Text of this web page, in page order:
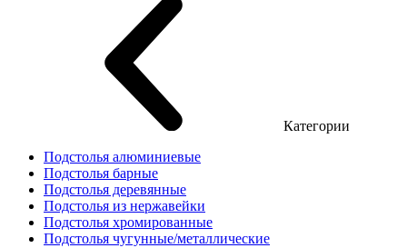
Категории
Подстолья алюминиевые
Подстолья барные
Подстолья деревянные
Подстолья из нержавейки
Подстолья хромированные
Подстолья чугунные/металлические